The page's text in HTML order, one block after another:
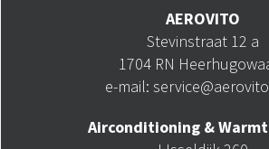
AEROVITO
Stevinstraat 12 a
1704 RN
e-mail:
Airconditioning &